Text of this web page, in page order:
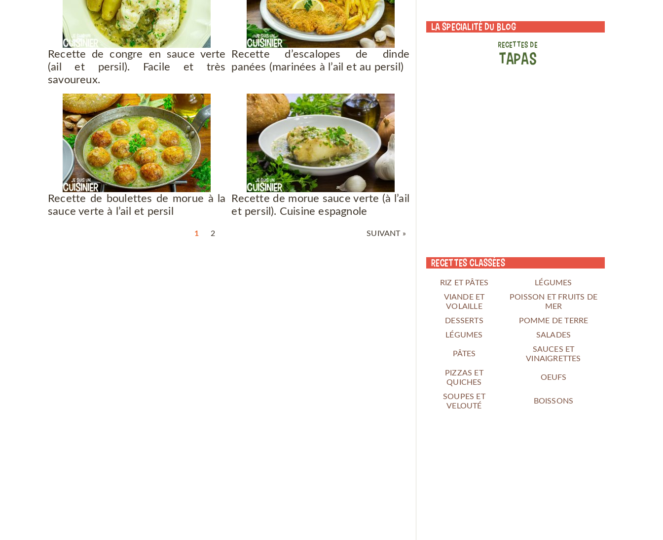
Recette de congre en sauce verte
(ail et persil). Facile et très
savoureux.
Recette d’escalopes de dinde
panées (marinées à l’ail et au persil)
Recette de boulettes de morue à la
sauce verte à l’ail et persil
Recette de morue sauce verte (à l’ail
et persil). Cuisine espagnole
1 2 SUIVANT »
La specialité du blog
RECETTES DE
TAPAS
Recettes classées
RIZ ET PÂTES
LÉGUMES
VIANDE ET
VOLAILLE
POISSON ET FRUITS DE
MER
DESSERTS
POMME DE TERRE
LÉGUMES
SALADES
PÂTES
SAUCES ET
VINAIGRETTES
PIZZAS ET
QUICHES
OEUFS
SOUPES ET
VELOUTÉ
BOISSONS